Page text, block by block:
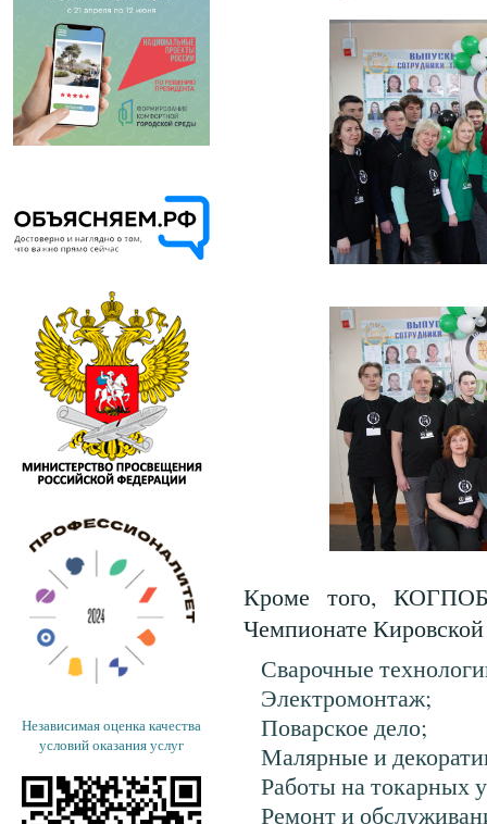
Независимая оценка качества
условий оказания услуг
Кроме того,
Чемпионате
Сварочные
Электромонтаж;
Поварское дело;
Малярные и
Работы на токарных
Ремонт и